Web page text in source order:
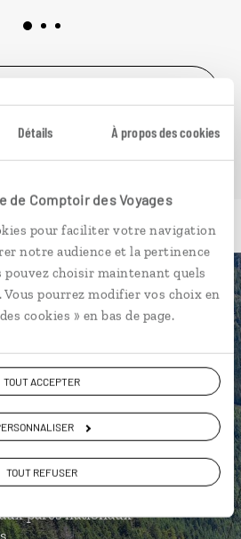
Détails À propos des cookies
de Comptoir des Voyages
pour faciliter votre navigation
notre audience et la pertinence
pouvez choisir maintenant quels
Vous pourrez modifier vos choix en
cookies » en bas de page.
TOUT ACCEPTER
TOUT REFUSER
CANADIEN
votre cabane en 1
defood truckà
parcs nationaux